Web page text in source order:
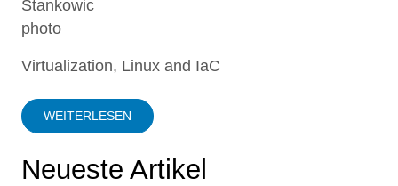
Virtualization, Linux and IaC
WEITERLESEN
Neueste Artikel